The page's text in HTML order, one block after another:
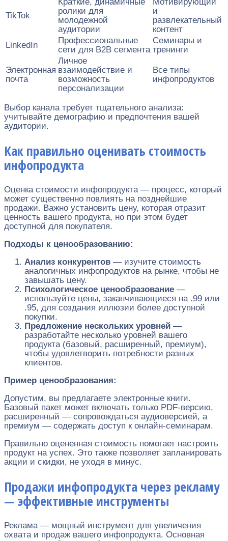
TikTok
ролики для
молодежной
аудитории
и
развлекательный
контент
LinkedIn
Профессиональные
сети для B2B сегмента
Семинары и
тренинги
Электронная
почта
Личное
взаимодействие и
возможность
персонализации
Все типы
инфопродуктов
Выбор канала требует тщательного анализа:
учитывайте демографию и предпочтения вашей
аудитории.
Как правильно оценивать стоимость
инфопродукта
Оценка стоимости инфопродукта — процесс, который
может существенно повлиять на позднейшие
продажи. Важно установить цену, которая отразит
ценность вашего продукта, но при этом будет
доступной для покупателя.
Подходы к ценообразованию:
Анализ конкурентов — изучите стоимость
аналогичных инфопродуктов на рынке, чтобы не
завышать цену.
Психологическое ценообразование —
используйте цены, заканчивающиеся на .99 или
.95, для создания иллюзии более доступной
покупки.
Предложение нескольких уровней —
разработайте несколько уровней вашего
продукта (базовый, расширенный, премиум),
чтобы удовлетворить потребности разных
клиентов.
Пример ценообразования:
Допустим, вы предлагаете электронные книги.
Базовый пакет может включать только PDF-версию,
расширенный — сопровождаться аудиоверсией, а
премиум — содержать доступ к онлайн-семинарам.
Правильно оцененная стоимость помогает настроить
продукт на успех. Это также позволяет запланировать
акции и скидки, не уходя в минус.
Продажи инфопродукта через рекламу
— эффективные инструменты
Реклама — мощный инструмент для увеличения
охвата и продаж вашего инфопродукта. Основная